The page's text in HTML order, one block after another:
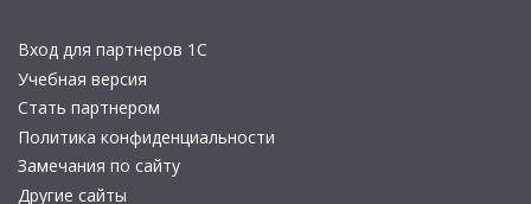
Вход для партнеров 1С
Учебная версия
Стать партнером
Политика конфиденциальности
Замечания по сайту
Другие сайты